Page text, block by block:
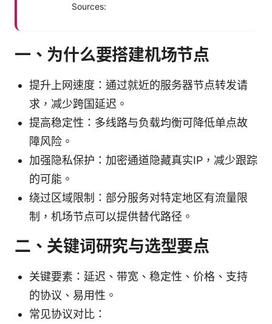
Sources:
一、为什么要搭建机场节点
提升上网速度：通过就近的服务器节点转发请
求，减少跨国延迟。
提高稳定性：多线路与负载均衡可降低单点故
障风险。
加强隐私保护：加密通道隐藏真实IP，减少跟踪
的可能。
绕过区域限制：部分服务对特定地区有流量限
制，机场节点可以提供替代路径。
二、关键词研究与选型要点
关键要素：延迟、带宽、稳定性、价格、支持
的协议、易用性。
常见协议对比：